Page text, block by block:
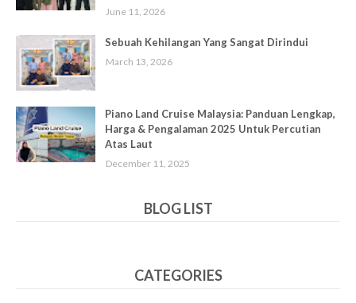
June 11, 2026
Sebuah Kehilangan Yang Sangat Dirindui
March 13, 2026
Piano Land Cruise Malaysia: Panduan Lengkap,
Harga & Pengalaman 2025 Untuk Percutian
Atas Laut
December 11, 2025
BLOG LIST
CATEGORIES